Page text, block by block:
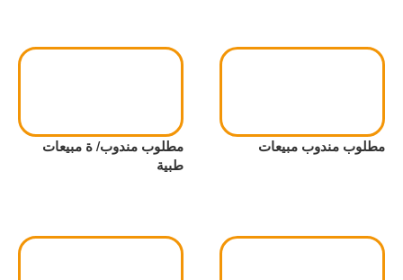
مطلوب مندوب مبيعات
مطلوب مندوب/ ة مبيعات
طبية